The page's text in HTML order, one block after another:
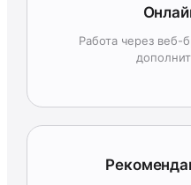
Работа через веб-